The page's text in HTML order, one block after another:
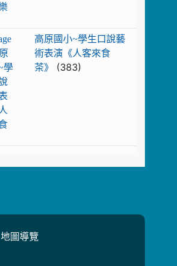
高原國小~學生口說藝術表演《人客來
高原國小~學生口說藝
術表演《人客來食
茶》
(383)
地圖導覽